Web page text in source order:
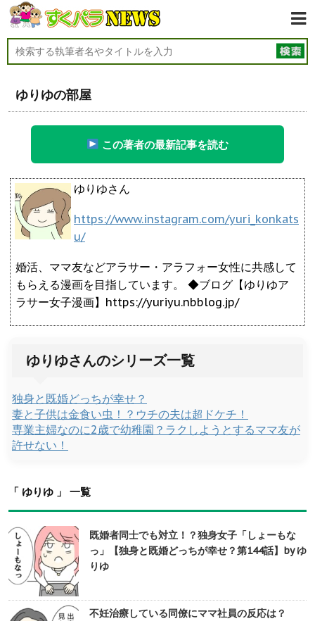
ゆりゆの部屋
この著者の最新記事を読む
ゆりゆさん
https://www.instagram.com/yuri_konkats
u/
婚活、ママ友などアラサー・アラフォー女性に共感して
もらえる漫画を目指しています。 ◆ブログ【ゆりゆア
ラサー女子漫画】https://yuriyu.nbblog.jp/
ゆりゆさんのシリーズ一覧
独身と既婚どっちが幸せ？
妻と子供は金食い虫！？ウチの夫は超ドケチ！
専業主婦なのに2歳で幼稚園？ラクしようとするママ友が
許せない！
「 ゆりゆ 」 一覧
既婚者同士でも対立！？独身女子「しょーもな
っ」【独身と既婚どっちが幸せ？第144話】by ゆ
りゆ
不妊治療している同僚にママ社員の反応は？